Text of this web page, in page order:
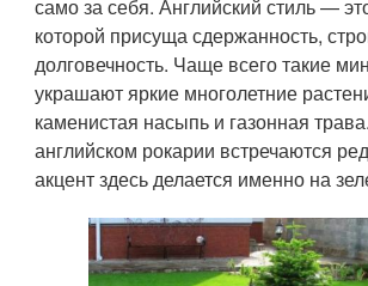
само за себя. Английский стиль —
которой присуща сдержанность,
долговечность. Чаще всего такие
украшают яркие многолетние
каменистая насыпь и газонная
английском рокарии встречаются
акцент здесь делается именно на